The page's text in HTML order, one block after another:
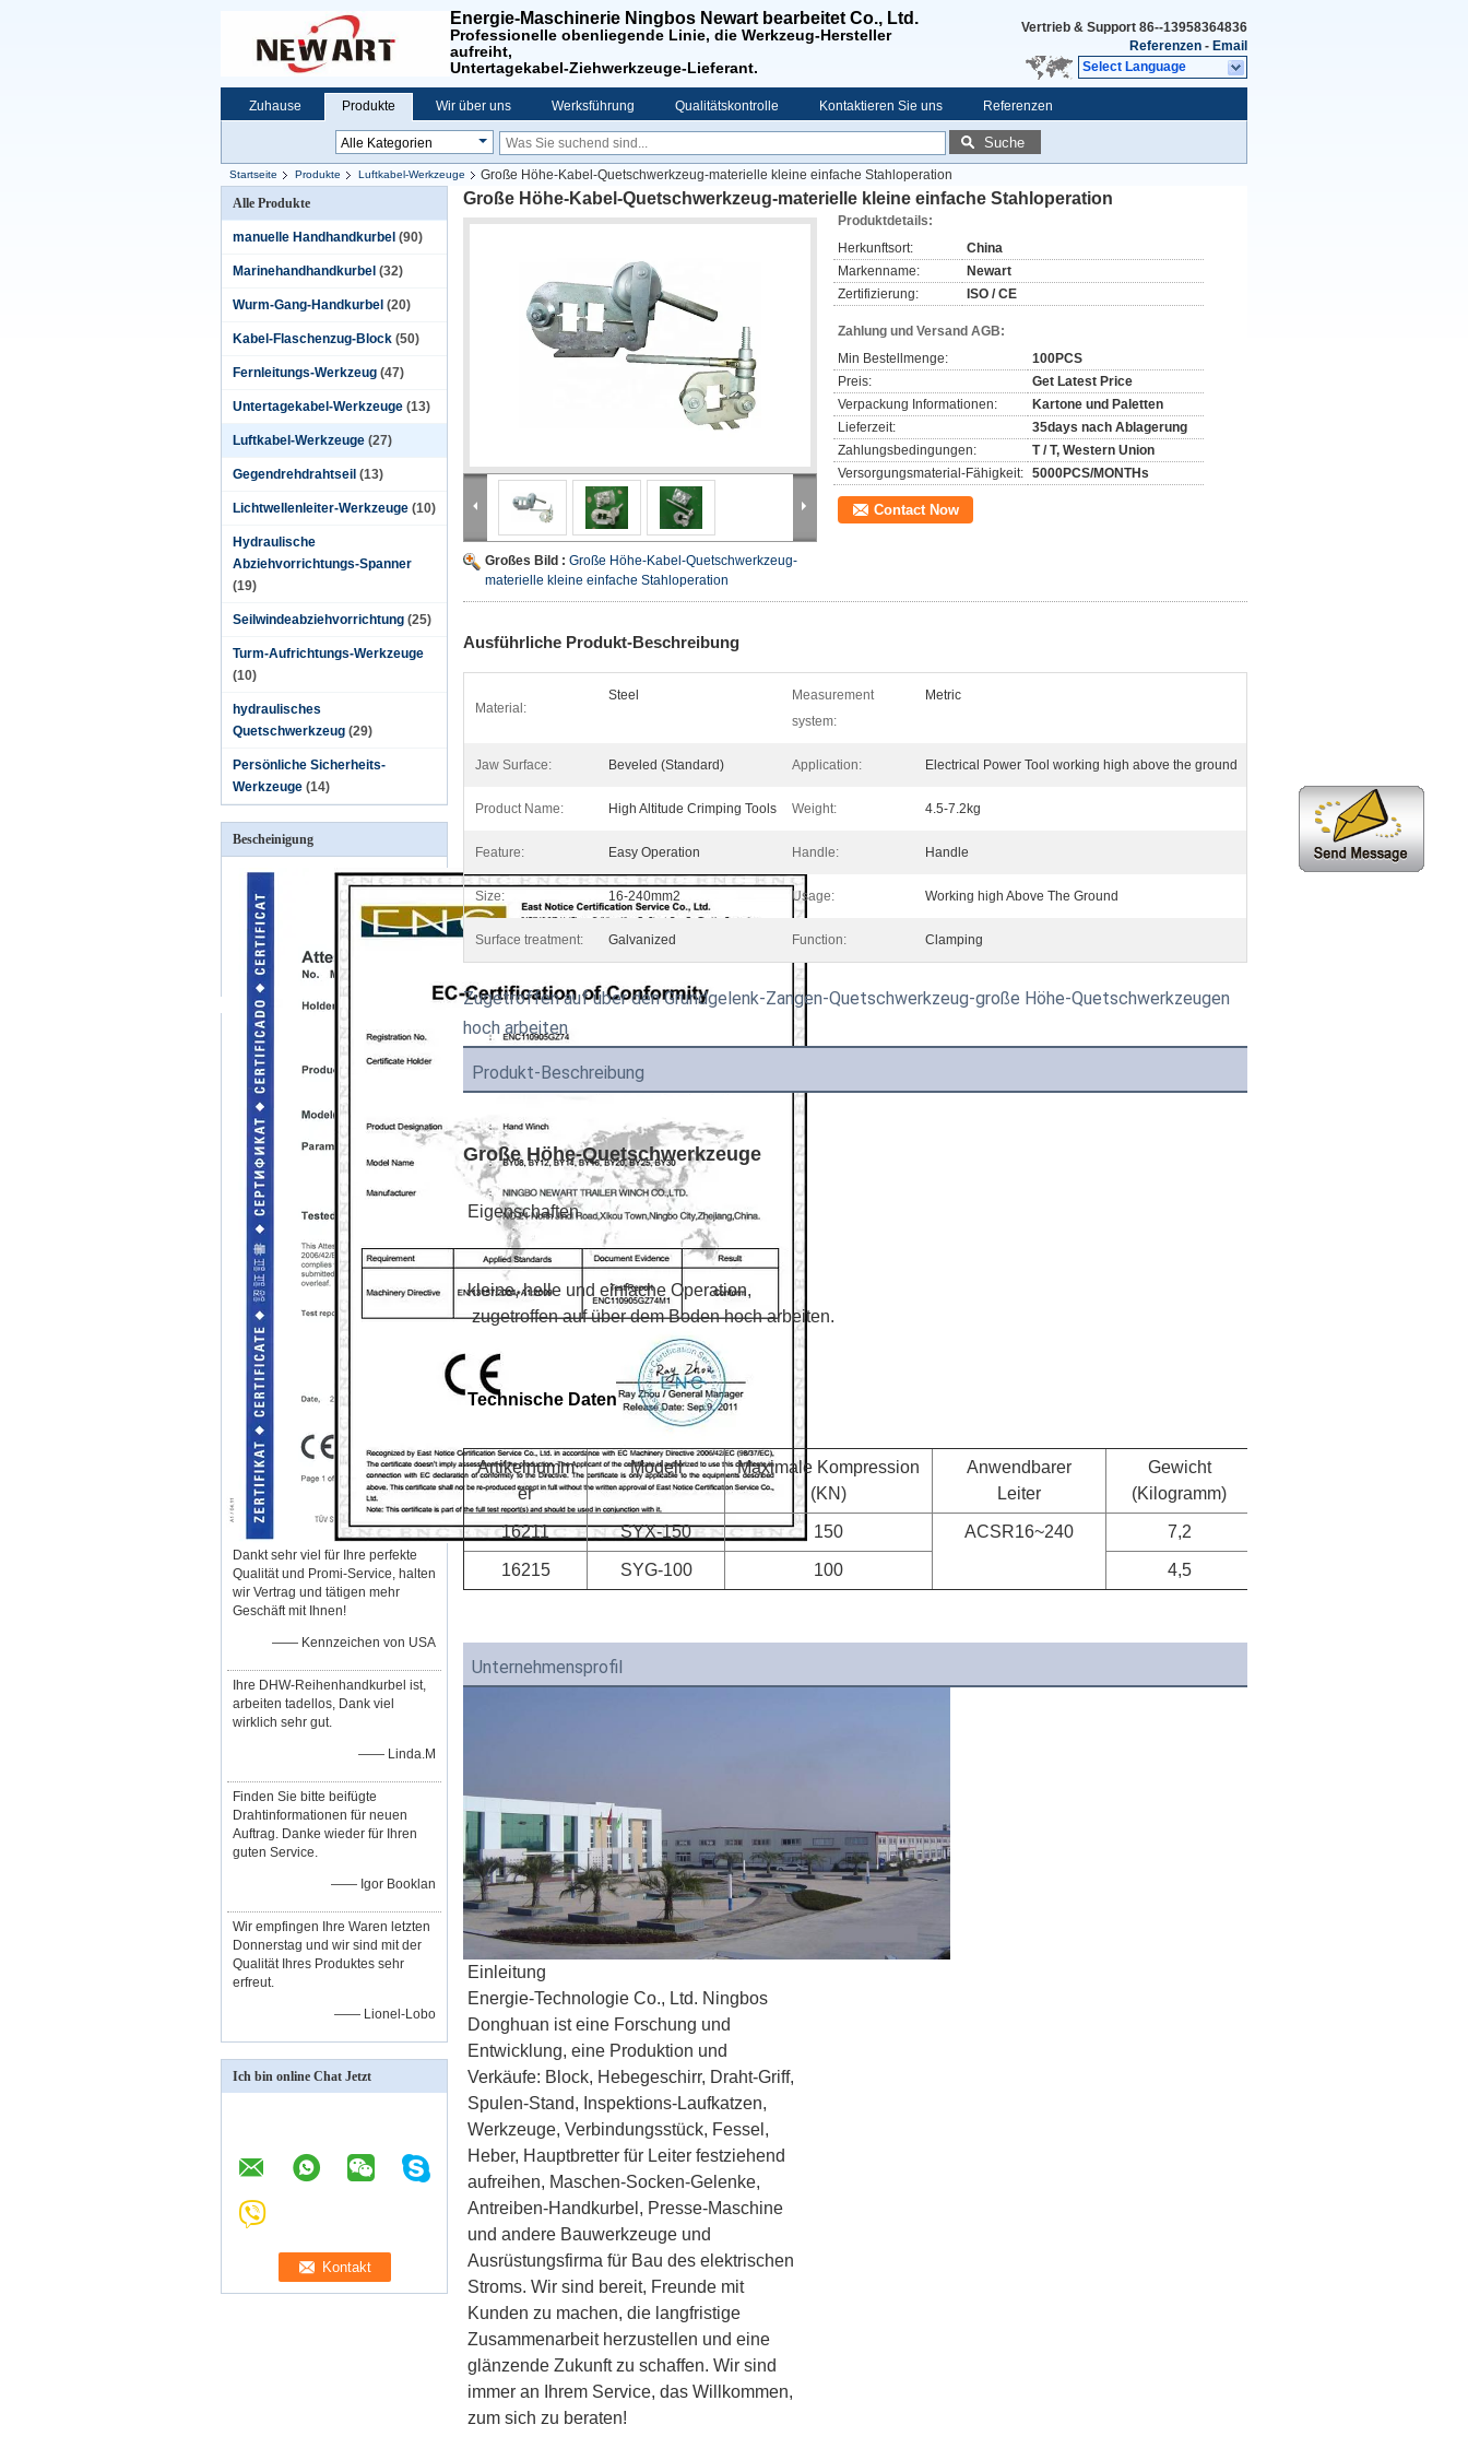
Energie-Maschinerie Ningbos Newart bearbeitet Co., Ltd.
Professionelle obenliegende Linie, die Werkzeug-Hersteller
aufreiht,
Untertagekabel-Ziehwerkzeuge-Lieferant.
Vertrieb & Support 86--13958364836
Referenzen - Email
Select Language
Zuhause Produkte Wir über uns Werksführung Qualitätskontrolle Kontaktieren Sie uns Referenzen
Suche
Startseite Produkte Luftkabel-Werkzeuge
Große Höhe-Kabel-Quetschwerkzeug-materielle kleine einfache Stahloperation
Alle Produkte
manuelle Handhandkurbel (90)
Marinehandhandkurbel (32)
Wurm-Gang-Handkurbel (20)
Kabel-Flaschenzug-Block (50)
Fernleitungs-Werkzeug (47)
Untertagekabel-Werkzeuge (13)
Luftkabel-Werkzeuge (27)
Gegendrehdrahtseil (13)
Lichtwellenleiter-Werkzeuge (10)
Hydraulische
Abziehvorrichtungs-Spanner
(19)
Seilwindeabziehvorrichtung (25)
Turm-Aufrichtungs-Werkzeuge
(10)
hydraulisches
Quetschwerkzeug (29)
Persönliche Sicherheits-
Werkzeuge (14)
Bescheinigung
Dankt sehr viel für Ihre perfekte
Qualität und Promi-Service, halten
wir Vertrag und tätigen mehr
Geschäft mit Ihnen!
—— Kennzeichen von USA
Ihre DHW-Reihenhandkurbel ist,
arbeiten tadellos, Dank viel
wirklich sehr gut.
—— Linda.M
Finden Sie bitte beifügte
Drahtinformationen für neuen
Auftrag. Danke wieder für Ihren
guten Service.
—— Igor Booklan
Wir empfingen Ihre Waren letzten
Donnerstag und wir sind mit der
Qualität Ihres Produktes sehr
erfreut.
—— Lionel-Lobo
Ich bin online Chat Jetzt
Große Höhe-Kabel-Quetschwerkzeug-materielle kleine einfache Stahloperation
Großes Bild : Große Höhe-Kabel-Quetschwerkzeug-
materielle kleine einfache Stahloperation
Produktdetails:
Herkunftsort:
China
Markenname:
Newart
Zertifizierung:
ISO / CE
Zahlung und Versand AGB:
Min Bestellmenge:
100PCS
Preis:
Get Latest Price
Verpackung Informationen:
Kartone und Paletten
Lieferzeit:
35days nach Ablagerung
Zahlungsbedingungen:
T / T, Western Union
Versorgungsmaterial-Fähigkeit: 5000PCS/MONTHs
Contact Now
Ausführliche Produkt-Beschreibung
Material:
Steel
Measurement
system:
Metric
Jaw Surface: Beveled (Standard) Application: Electrical Power Tool working high above the ground
Product Name: High Altitude Crimping Tools Weight: 4.5-7.2kg
Feature: Easy Operation Handle: Handle
Size: 16-240mm2 Usage: Working high Above The Ground
Surface treatment: Galvanized Function: Clamping
Zugetroffen auf über den Grundgelenk-Zangen-Quetschwerkzeug-große Höhe-Quetschwerkzeugen
hoch arbeiten
Produkt-Beschreibung
Große Höhe-Quetschwerkzeuge
Eigenschaften
kleine, helle und einfache Operation,
zugetroffen auf über dem Boden hoch arbeiten.
Technische Daten
Artikelnumm
er
Modell
Maximale Kompression
(KN)
Anwendbarer
Leiter
Gewicht
(Kilogramm)
16211 SYX-150 150 ACSR16~240 7,2
16215 SYG-100 100 4,5
Unternehmensprofil
Einleitung
Energie-Technologie Co., Ltd. Ningbos
Donghuan ist eine Forschung und
Entwicklung, eine Produktion und
Verkäufe: Block, Hebegeschirr, Draht-Griff,
Spulen-Stand, Inspektions-Laufkatzen,
Werkzeuge, Verbindungsstück, Fessel,
Heber, Hauptbretter für Leiter festziehend
aufreihen, Maschen-Socken-Gelenke,
Antreiben-Handkurbel, Presse-Maschine
und andere Bauwerkzeuge und
Ausrüstungsfirma für Bau des elektrischen
Stroms. Wir sind bereit, Freunde mit
Kunden zu machen, die langfristige
Zusammenarbeit herzustellen und eine
glänzende Zukunft zu schaffen. Wir sind
immer an Ihrem Service, das Willkommen,
zum sich zu beraten!